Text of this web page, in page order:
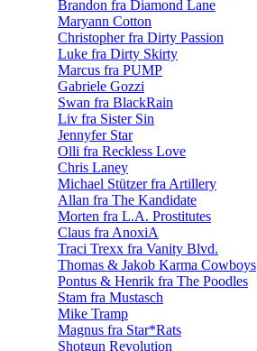
Brandon fra Diamond Lane
Maryann Cotton
Christopher fra Dirty Passion
Luke fra Dirty Skirty
Marcus fra PUMP
Gabriele Gozzi
Swan fra BlackRain
Liv fra Sister Sin
Jennyfer Star
Olli fra Reckless Love
Chris Laney
Michael Stützer fra Artillery
Allan fra The Kandidate
Morten fra L.A. Prostitutes
Claus fra AnoxiA
Traci Trexx fra Vanity Blvd.
Thomas & Jakob Karma Cowboys
Pontus & Henrik fra The Poodles
Stam fra Mustasch
Mike Tramp
Magnus fra Star*Rats
Shotgun Revolution